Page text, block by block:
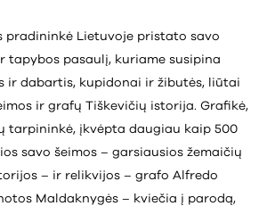
pradininkė Lietuvoje pristato savo
tapybos pasaulį, kuriame susipina
ir dabartis, kupidonai ir žibutės, liūtai
ir grafų Tiškevičių istorija. Grafikė,
tarpininkė, įkvėpta daugiau kaip 500
savo šeimos – garsiausios žemaičių
– ir relikvijos – grafo Alfredo
Maldaknygės – kviečia į parodą,